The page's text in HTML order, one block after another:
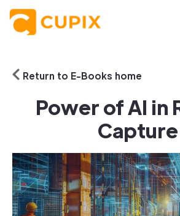
Return to E-Books home
Power of AI in
Capture